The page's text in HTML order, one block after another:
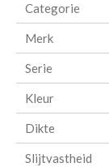
Categorie
Merk
Serie
Kleur
Dikte
Slijtvastheid